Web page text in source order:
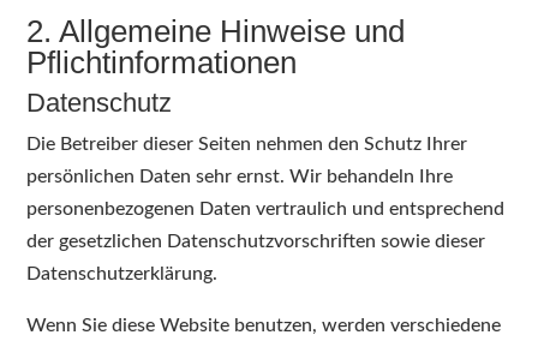
2. Allgemeine Hinweise und
Pflichtinformationen
Datenschutz
Die Betreiber dieser Seiten nehmen den Schutz Ihrer
persönlichen Daten sehr ernst. Wir behandeln Ihre
personenbezogenen Daten vertraulich und entsprechend
der gesetzlichen Datenschutzvorschriften sowie dieser
Datenschutzerklärung.
Wenn Sie diese Website benutzen, werden verschiedene